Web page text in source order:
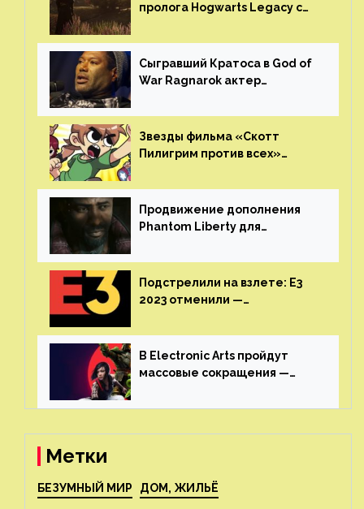
пролога Hogwarts Legacy с
GamesVoice показала первые
результаты своего труда
Сыгравший Кратоса в God of
War Ragnarok актер
игроков прекратить
консольные войны
Звезды фильма «Скотт
Пилигрим против всех»
аниме от Netflix
Продвижение дополнения
Phantom Liberty для
июне
Подстрелили на взлете: E3
2023 отменили —
выставка не вернется
В Electronic Arts пройдут
массовые сокращения —
реструктуризацию
Метки
БЕЗУМНЫЙ МИР ДОМ, ЖИЛЬЁ